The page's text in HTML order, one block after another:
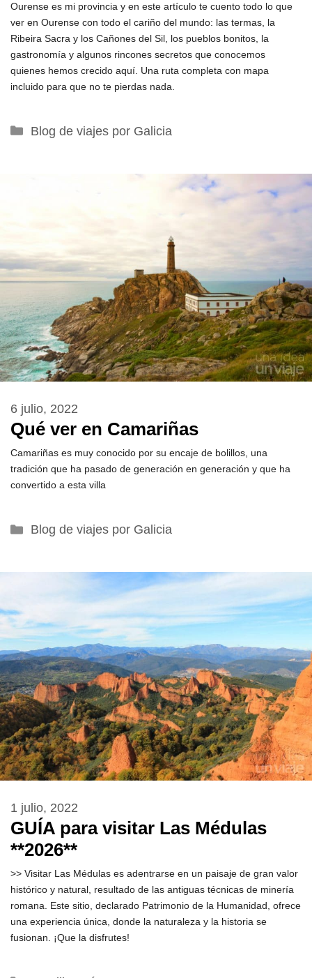
Ourense es mi provincia y en este artículo te cuento todo lo que
ver en Ourense con todo el cariño del mundo: las termas, la
Ribeira Sacra y los Cañones del Sil, los pueblos bonitos, la
gastronomía y algunos rincones secretos que conocemos
quienes hemos crecido aquí. Una ruta completa con mapa
incluido para que no te pierdas nada.
Categorías
Blog de viajes por Galicia
Qué ver en Camariñas
6 julio, 2022
Camariñas es muy conocido por su encaje de bolillos, una
tradición que ha pasado de generación en generación y que ha
convertido a esta villa
Categorías
Blog de viajes por Galicia
GUÍA para visitar Las Médulas
**2026**
1 julio, 2022
>> Visitar Las Médulas es adentrarse en un paisaje de gran valor
histórico y natural, resultado de las antiguas técnicas de minería
romana. Este sitio, declarado Patrimonio de la Humanidad, ofrece
una experiencia única, donde la naturaleza y la historia se
fusionan. ¡Que la disfrutes!